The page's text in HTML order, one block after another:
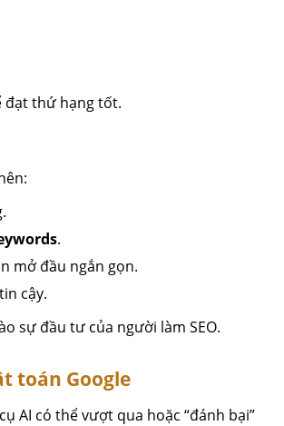
đạt thứ hạng tốt.
.
mở đầu ngắn gọn.
cậy.
sự đầu tư của người làm SEO.
toán Google
AI có thể vượt qua hoặc “đánh bại”